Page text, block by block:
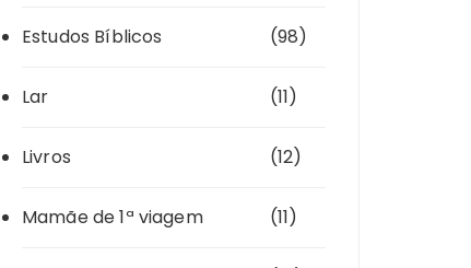
Estudos Bíblicos (98)
Lar (11)
Livros (12)
Mamãe de 1ª viagem (11)